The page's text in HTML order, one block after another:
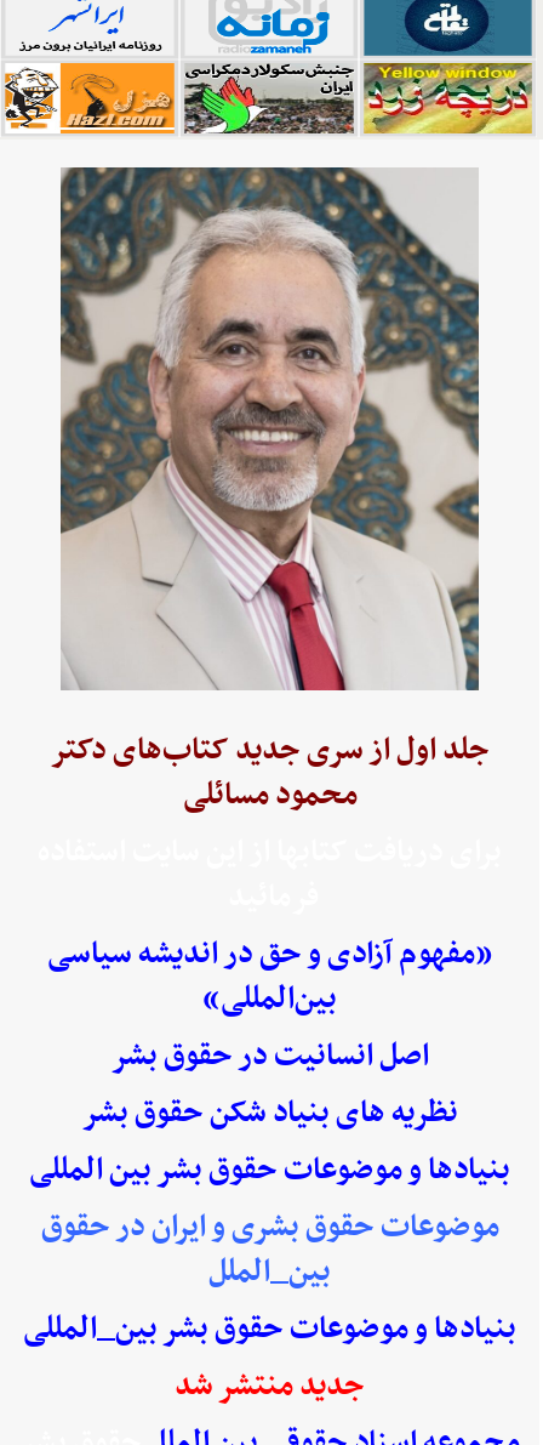
جلد اول از سری جدید کتاب‌های دکتر
محمود مسائلی
«مفهوم آزادی و حق در اندیشه سیاسی
بین‌المللی»
اصل انسانیت در حقوق بشر
نظریه های بنیاد شکن حقوق بشر
بنیادها و موضوعات حقوق بشر بین المللی
موضوعات حقوق بشری و ایران در حقوق
بین_الملل
بنیادها و موضوعات حقوق بشر بین_المللی
جدید منتشر شد